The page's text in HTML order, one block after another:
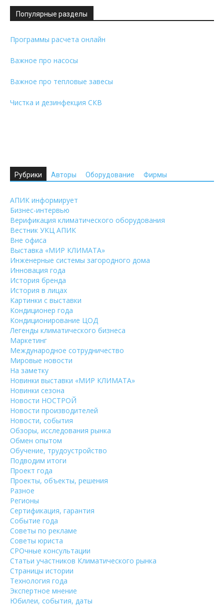
Популярные разделы
Программы расчета онлайн
Важное про насосы
Важное про тепловые завесы
Чистка и дезинфекция СКВ
Рубрики Авторы Оборудование Фирмы
АПИК информирует
Бизнес-интервью
Верификация климатического оборудования
Вестник УКЦ АПИК
Вне офиса
Выставка «МИР КЛИМАТА»
Инженерные системы загородного дома
Инновация года
История бренда
История в лицах
Картинки с выставки
Кондиционер года
Кондиционирование ЦОД
Легенды климатического бизнеса
Маркетинг
Международное сотрудничество
Мировые новости
На заметку
Новинки выставки «МИР КЛИМАТА»
Новинки сезона
Новости НОСТРОЙ
Новости производителей
Новости, события
Обзоры, исследования рынка
Обмен опытом
Обучение, трудоустройство
Подводим итоги
Проект года
Проекты, объекты, решения
Разное
Регионы
Сертификация, гарантия
Событие года
Советы по рекламе
Советы юриста
СРОчные консультации
Статьи участников Климатического рынка
Страницы истории
Технология года
Экспертное мнение
Юбилеи, события, даты